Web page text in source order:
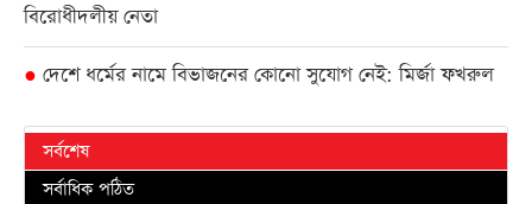
বিরোধীদলীয় নেতা
● দেশে ধর্মের নামে বিভাজনের কোনো সুযোগ নেই: মির্জা ফখরুল
সর্বশেষ
সর্বাধিক পঠিত